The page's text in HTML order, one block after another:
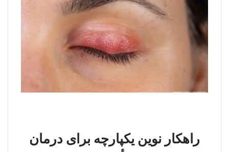
راهکار نوین یکپارچه برای درمان